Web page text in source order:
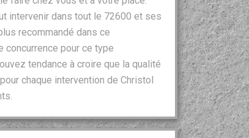
intervenir dans tout le 72600 et ses
recommandé dans ce
concurrence pour ce type
tendance à croire que la qualité
chaque intervention de Christol